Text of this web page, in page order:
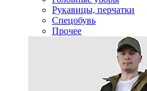
Рукавицы, перчатки
Спецобувь
Прочее